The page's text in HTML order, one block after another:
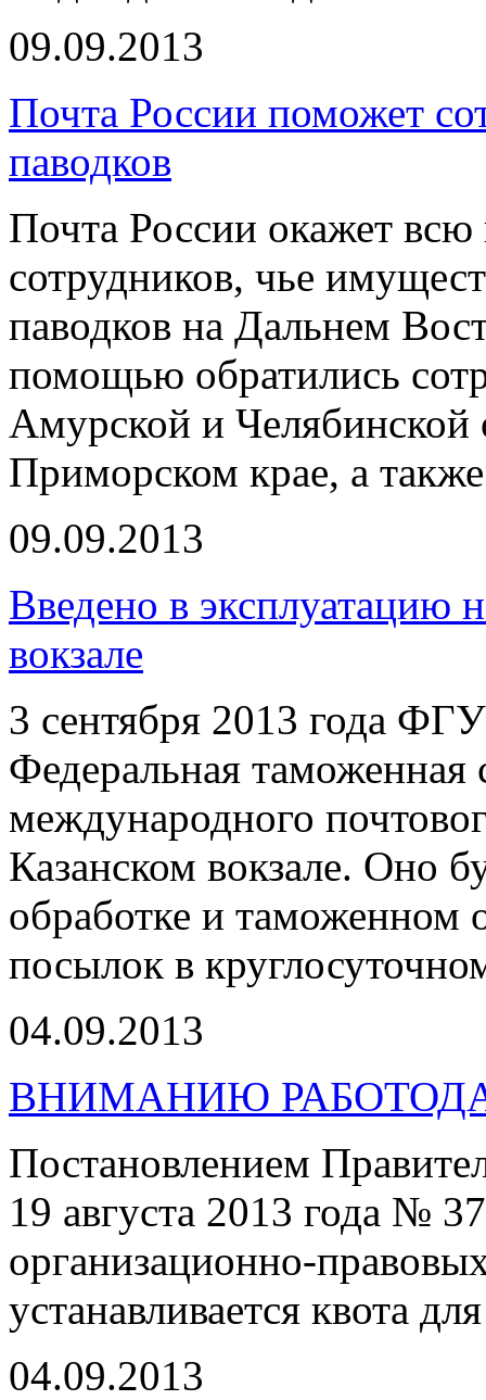
09.09.2013
Почта России поможет
паводков
Почта России окажет
сотрудников, чье
паводков на Дальнем
помощью обратились
Амурской и Челябинской
Приморском крае, а
09.09.2013
Введено в
вокзале
3 сентября 2013 года
Федеральная
международного
Казанском вокзале. Оно
обработке и
посылок в
04.09.2013
ВНИМАНИЮ
Постановлением
19 августа 2013 года №
организационно-
устанавливается квота
04.09.2013